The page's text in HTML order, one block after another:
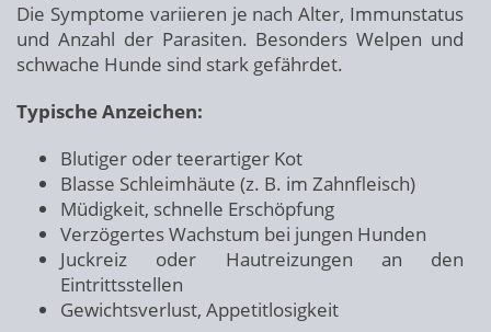
Die Symptome variieren je nach Alter, Immunstatus
und Anzahl der Parasiten. Besonders Welpen und
schwache Hunde sind stark gefährdet.
Typische Anzeichen:
Blutiger oder teerartiger Kot
Blasse Schleimhäute (z. B. im Zahnfleisch)
Müdigkeit, schnelle Erschöpfung
Verzögertes Wachstum bei jungen Hunden
Juckreiz oder Hautreizungen an den
Eintrittsstellen
Gewichtsverlust, Appetitlosigkeit